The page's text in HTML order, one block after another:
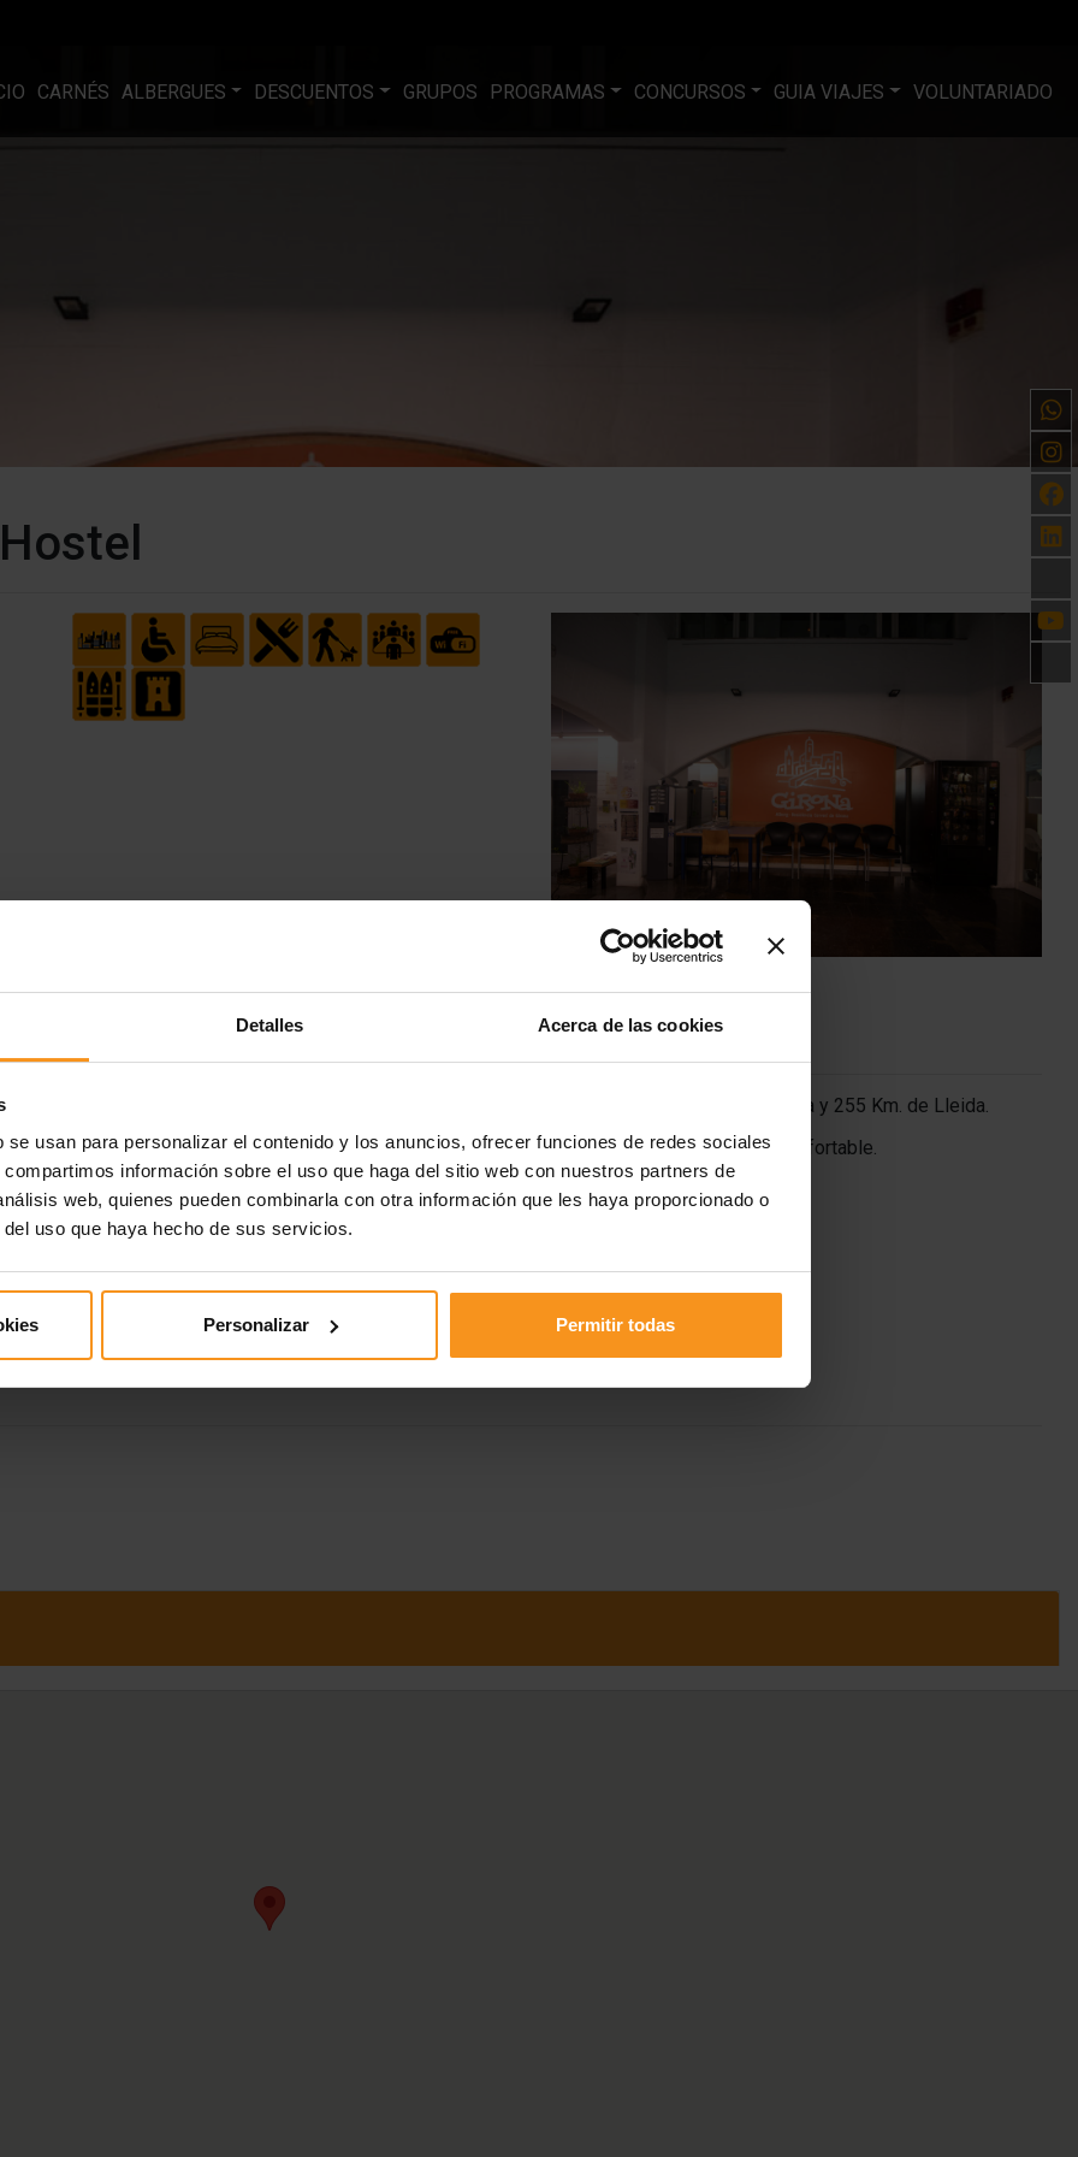
Detalles Acerca de las cookies
usan para personalizar el contenido y los anuncios, ofrecer funciones de redes sociales
información sobre el uso que haga del sitio web con nuestros partners de
web, quienes pueden combinarla con otra información que les haya proporcionado o
uso que haya hecho de sus servicios.
Personalizar Permitir todas
CARNÉS ALBERGUES DESCUENTOS GRUPOS PROGRAMAS CONCURSOS GUIA VIAJES VOLUNTARIADO
y de la Rambla y en pleno barrio universitario. A 103 km. de Barcelona, 187 km. de Tarragona y 255 Km. de Lleida.
remodelación de un edificio noble que dio como resultado un espacio acogedor y confortable.
de 2, 3 y 4 personas.
de 2,4,5, 6 y 8 personas. El fin de semana las plazas se amplían a 58.
albergue con 90 plazas, con habitaciones de 2, 3, 4, 5, 6 y 8 personas.